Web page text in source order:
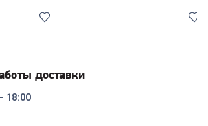
доставки
18:00